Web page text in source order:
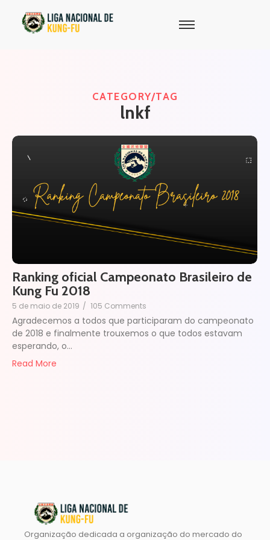
CATEGORY/TAG
lnkf
Ranking oficial Campeonato Brasileiro de
Kung Fu 2018
5 de maio de 2019 / 105 Comments
Agradecemos a todos que participaram do campeonato
de 2018 e finalmente trouxemos o que todos estavam
esperando, o…
Read More
Organização dedicada a organização do mercado do